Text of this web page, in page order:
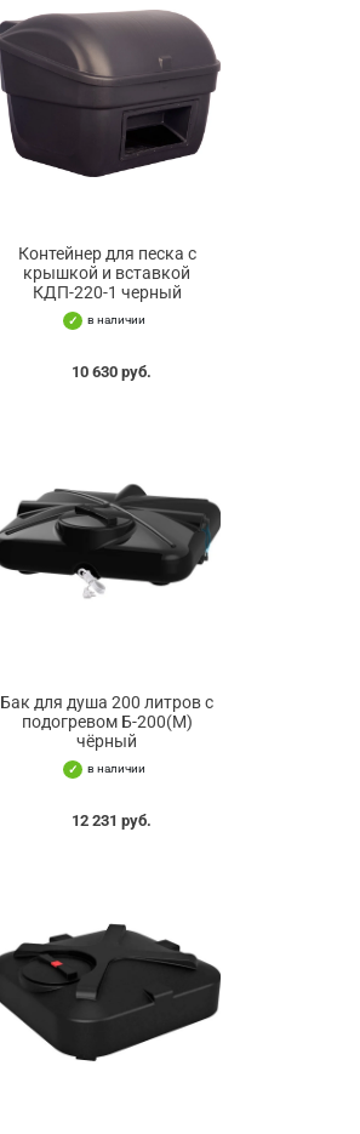
Контейнер для песка с
крышкой и вставкой
КДП-220-1 черный
в наличии
10 630 руб.
Бак для душа 200 литров с
подогревом Б-200(М)
чёрный
в наличии
12 231 руб.